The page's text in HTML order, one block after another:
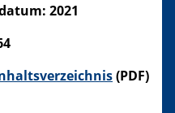
2021
(PDF)